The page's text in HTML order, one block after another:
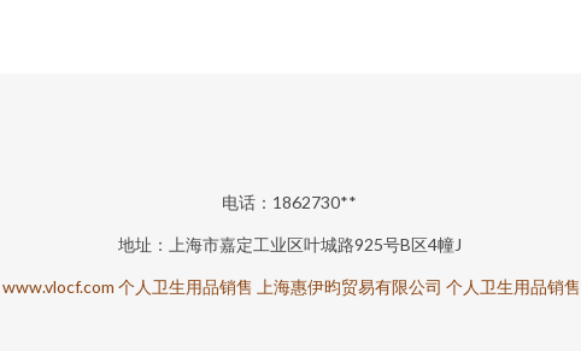
电话：1862730**
地址：上海市嘉定工业区叶城路925号B区4幢J
www.vlocf.com 个人卫生用品销售 上海惠伊昀贸易有限公司 个人卫生用品销售